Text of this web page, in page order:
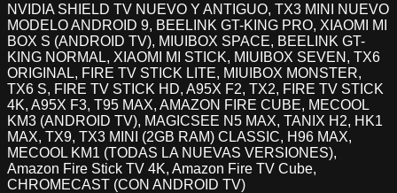
NVIDIA SHIELD TV NUEVO Y ANTIGUO, TX3 MINI NUEVO
MODELO ANDROID 9, BEELINK GT-KING PRO, XIAOMI MI
BOX S (ANDROID TV), MIUIBOX SPACE, BEELINK GT-
KING NORMAL, XIAOMI MI STICK, MIUIBOX SEVEN, TX6
ORIGINAL, FIRE TV STICK LITE, MIUIBOX MONSTER,
TX6 S, FIRE TV STICK HD, A95X F2, TX2, FIRE TV STICK
4K, A95X F3, T95 MAX, AMAZON FIRE CUBE, MECOOL
KM3 (ANDROID TV), MAGICSEE N5 MAX, TANIX H2, HK1
MAX, TX9, TX3 MINI (2GB RAM) CLASSIC, H96 MAX,
MECOOL KM1 (TODAS LA NUEVAS VERSIONES),
Amazon Fire Stick TV 4K, Amazon Fire TV Cube,
CHROMECAST (CON ANDROID TV)